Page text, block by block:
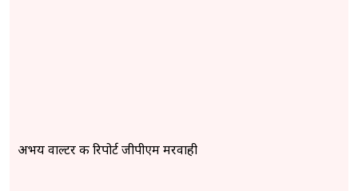
अभय वाल्टर की रिपोर्ट जीपीएम मरवाही